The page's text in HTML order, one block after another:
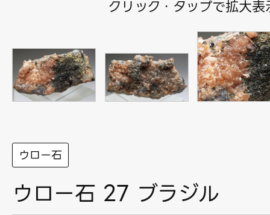
クリック・タップで拡大表
ウロー石
ウロー石 27 ブラジル